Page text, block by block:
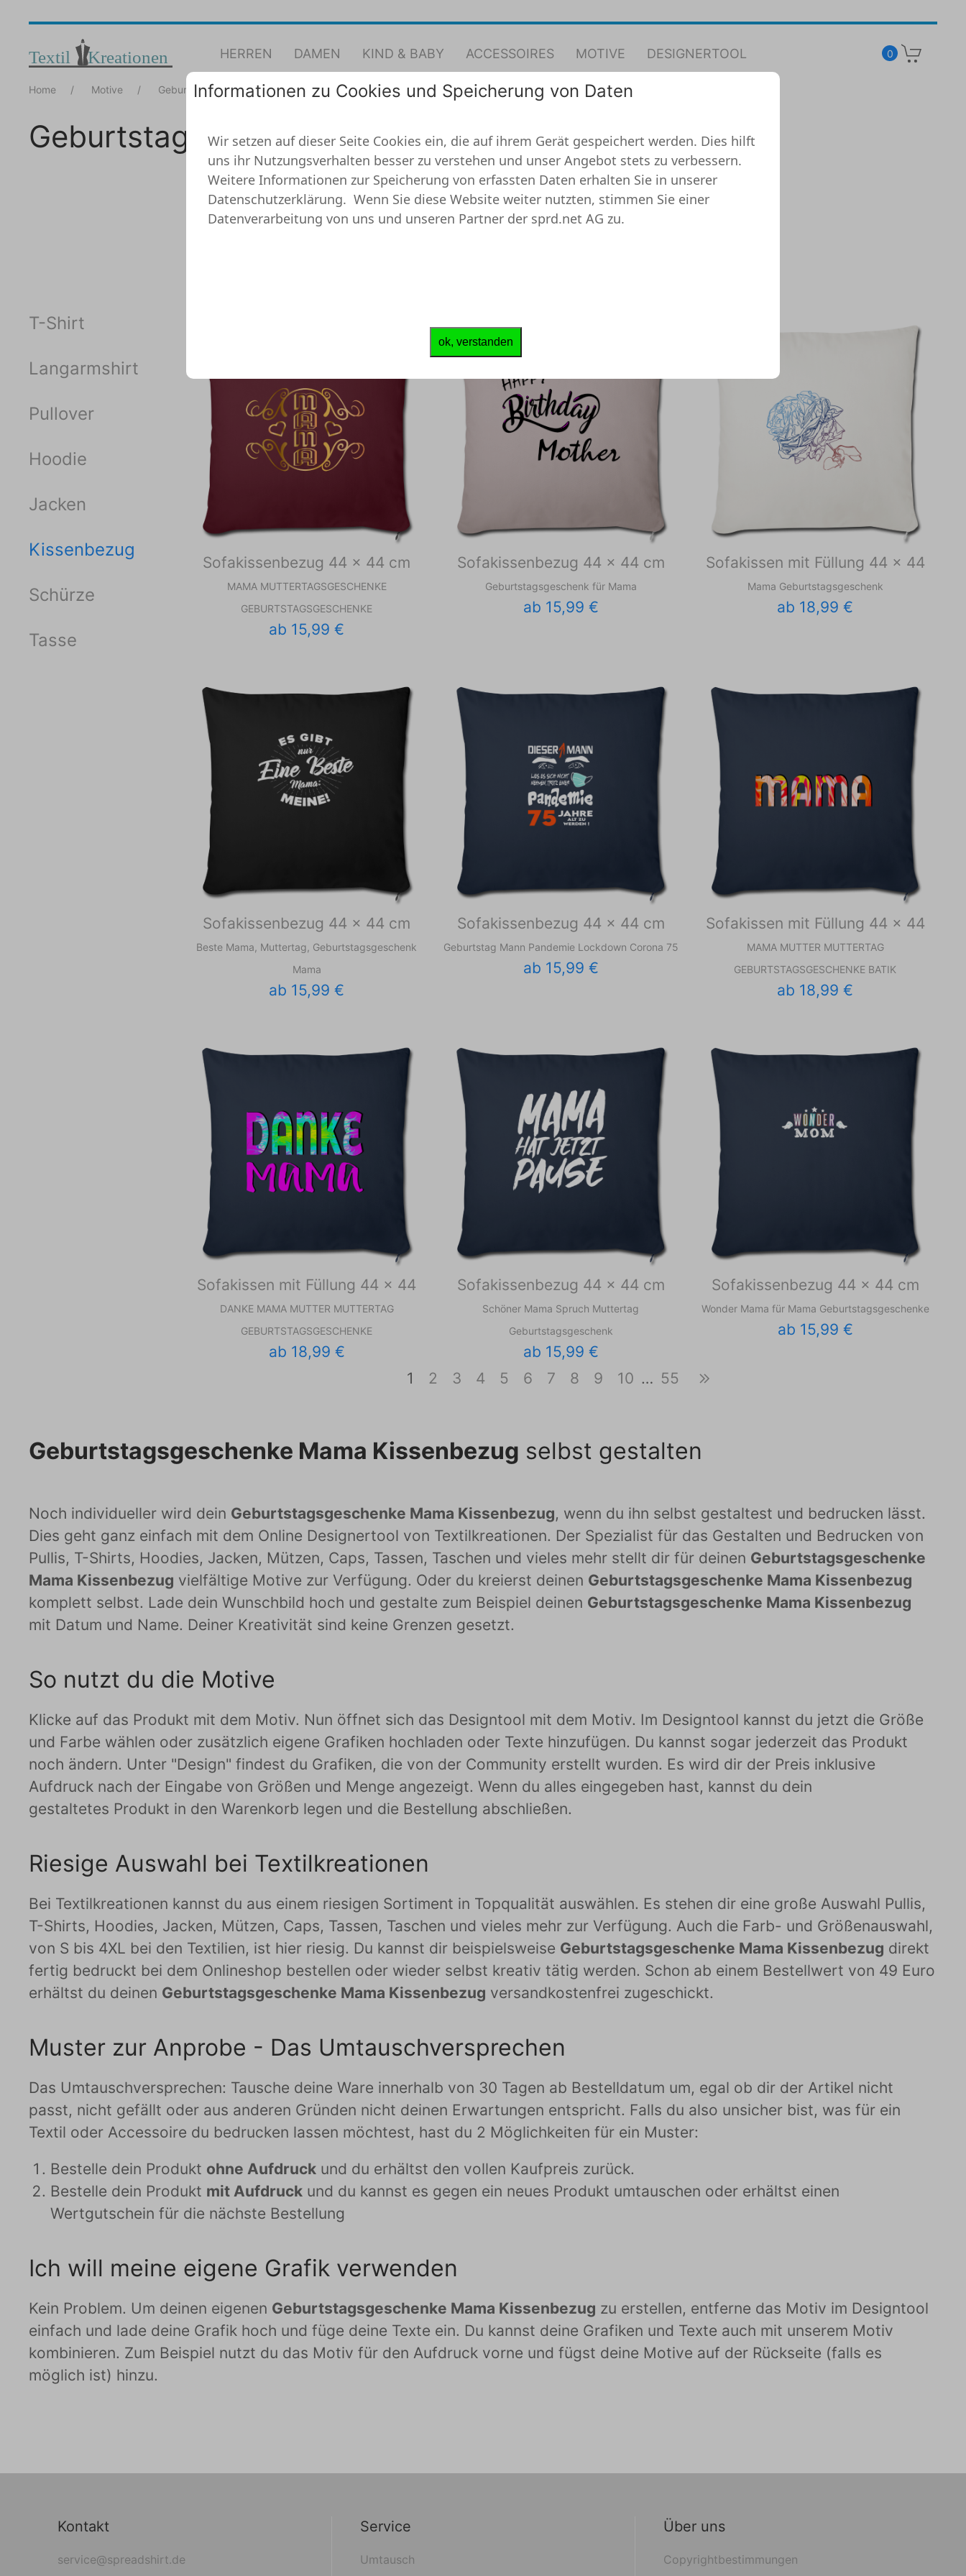
HERREN DAMEN KIND & BABY ACCESSOIRES MOTIVE DESIGNERTOOL 0
Home Motive Geburtstagsgeschenke Mama Kissenbezug
Geburtstagsgeschenke Mama Kissenbezug
T-Shirt
Langarmshirt
Pullover
Hoodie
Jacken
Kissenbezug
Schürze
Tasse
Sofakissenbezug 44 x 44 cm
MAMA MUTTERTAGSGESCHENKE
GEBURTSTAGSGESCHENKE
ab 15,99 €
Sofakissenbezug 44 x 44 cm
Geburtstagsgeschenk für Mama
ab 15,99 €
Sofakissen mit Füllung 44 x 44
Mama Geburtstagsgeschenk
ab 18,99 €
Sofakissenbezug 44 x 44 cm
Beste Mama, Muttertag, Geburtstagsgeschenk
Mama
ab 15,99 €
Sofakissenbezug 44 x 44 cm
Geburtstag Mann Pandemie Lockdown Corona 75
ab 15,99 €
Sofakissen mit Füllung 44 x 44
MAMA MUTTER MUTTERTAG
GEBURTSTAGSGESCHENKE BATIK
ab 18,99 €
Sofakissen mit Füllung 44 x 44
DANKE MAMA MUTTER MUTTERTAG
GEBURTSTAGSGESCHENKE
ab 18,99 €
Sofakissenbezug 44 x 44 cm
Schöner Mama Spruch Muttertag
Geburtstagsgeschenk
ab 15,99 €
Sofakissenbezug 44 x 44 cm
Wonder Mama für Mama Geburtstagsgeschenke
ab 15,99 €
1 2 3 4 5 6 7 8 9 10 … 55
Geburtstagsgeschenke Mama Kissenbezug selbst gestalten
Noch individueller wird dein Geburtstagsgeschenke Mama Kissenbezug, wenn du ihn selbst gestaltest und bedrucken lässt.
Dies geht ganz einfach mit dem Online Designertool von Textilkreationen. Der Spezialist für das Gestalten und Bedrucken von
Pullis, T-Shirts, Hoodies, Jacken, Mützen, Caps, Tassen, Taschen und vieles mehr stellt dir für deinen Geburtstagsgeschenke
Mama Kissenbezug vielfältige Motive zur Verfügung. Oder du kreierst deinen Geburtstagsgeschenke Mama Kissenbezug
komplett selbst. Lade dein Wunschbild hoch und gestalte zum Beispiel deinen Geburtstagsgeschenke Mama Kissenbezug
mit Datum und Name. Deiner Kreativität sind keine Grenzen gesetzt.
So nutzt du die Motive
Klicke auf das Produkt mit dem Motiv. Nun öffnet sich das Designtool mit dem Motiv. Im Designtool kannst du jetzt die Größe
und Farbe wählen oder zusätzlich eigene Grafiken hochladen oder Texte hinzufügen. Du kannst sogar jederzeit das Produkt
noch ändern. Unter "Design" findest du Grafiken, die von der Community erstellt wurden. Es wird dir der Preis inklusive
Aufdruck nach der Eingabe von Größen und Menge angezeigt. Wenn du alles eingegeben hast, kannst du dein
gestaltetes Produkt in den Warenkorb legen und die Bestellung abschließen.
Riesige Auswahl bei Textilkreationen
Bei Textilkreationen kannst du aus einem riesigen Sortiment in Topqualität auswählen. Es stehen dir eine große Auswahl Pullis,
T-Shirts, Hoodies, Jacken, Mützen, Caps, Tassen, Taschen und vieles mehr zur Verfügung. Auch die Farb- und Größenauswahl,
von S bis 4XL bei den Textilien, ist hier riesig. Du kannst dir beispielsweise Geburtstagsgeschenke Mama Kissenbezug direkt
fertig bedruckt bei dem Onlineshop bestellen oder wieder selbst kreativ tätig werden. Schon ab einem Bestellwert von 49 Euro
erhältst du deinen Geburtstagsgeschenke Mama Kissenbezug versandkostenfrei zugeschickt.
Muster zur Anprobe - Das Umtauschversprechen
Das Umtauschversprechen: Tausche deine Ware innerhalb von 30 Tagen ab Bestelldatum um, egal ob dir der Artikel nicht
passt, nicht gefällt oder aus anderen Gründen nicht deinen Erwartungen entspricht. Falls du also unsicher bist, was für ein
Textil oder Accessoire du bedrucken lassen möchtest, hast du 2 Möglichkeiten für ein Muster:
Bestelle dein Produkt ohne Aufdruck und du erhältst den vollen Kaufpreis zurück.
Bestelle dein Produkt mit Aufdruck und du kannst es gegen ein neues Produkt umtauschen oder erhältst einen
Wertgutschein für die nächste Bestellung
Ich will meine eigene Grafik verwenden
Kein Problem. Um deinen eigenen Geburtstagsgeschenke Mama Kissenbezug zu erstellen, entferne das Motiv im Designtool
einfach und lade deine Grafik hoch und füge deine Texte ein. Du kannst deine Grafiken und Texte auch mit unserem Motiv
kombinieren. Zum Beispiel nutzt du das Motiv für den Aufdruck vorne und fügst deine Motive auf der Rückseite (falls es
möglich ist) hinzu.
Kontakt
service@spreadshirt.de
Service
Umtausch
Über uns
Copyrightbestimmungen
Informationen zu Cookies und Speicherung von Daten
Wir setzen auf dieser Seite Cookies ein, die auf ihrem Gerät gespeichert werden. Dies hilft
uns ihr Nutzungsverhalten besser zu verstehen und unser Angebot stets zu verbessern.
Weitere Informationen zur Speicherung von erfassten Daten erhalten Sie in unserer
Datenschutzerklärung. Wenn Sie diese Website weiter nutzten, stimmen Sie einer
Datenverarbeitung von uns und unseren Partner der sprd.net AG zu.
ok, verstanden